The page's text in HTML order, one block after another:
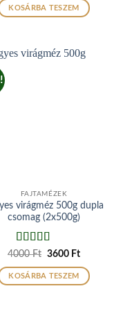
was:
5000 Ft.
is:
4500 Ft.
KOSÁRBA TESZEM
FAJTAMÉZEK
virágméz 500g dupla
csomag (2x500g)
Értékelés:5
/ 5
4000Ft Original
was:
4000 Ft.
3600 FtCurrent
is:
3600 Ft.
KOSÁRBA TESZEM